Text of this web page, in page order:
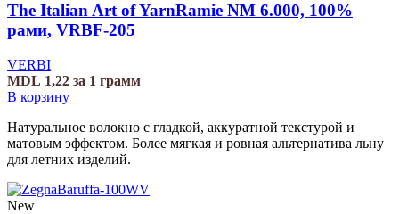
The Italian Art of YarnRamie NM 6.000, 100%
рами, VRBF-205
VERBI
MDL 1,22 за 1 грамм
В корзину
Натуральное волокно с гладкой, аккуратной текстурой и
матовым эффектом. Более мягкая и ровная альтернатива льну
для летних изделий.
New